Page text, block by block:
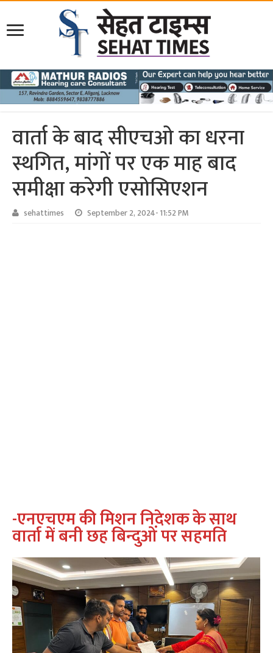
वार्ता के बाद सीएचओ का धरना
स्थगित, मांगों पर एक माह बाद
समीक्षा करेगी एसोसिएशन
sehattimes September 2, 2024- 11:52 PM
-एनएचएम की मिशन निदेशक के साथ
वार्ता में बनी छह बिन्दुओं पर सहमति